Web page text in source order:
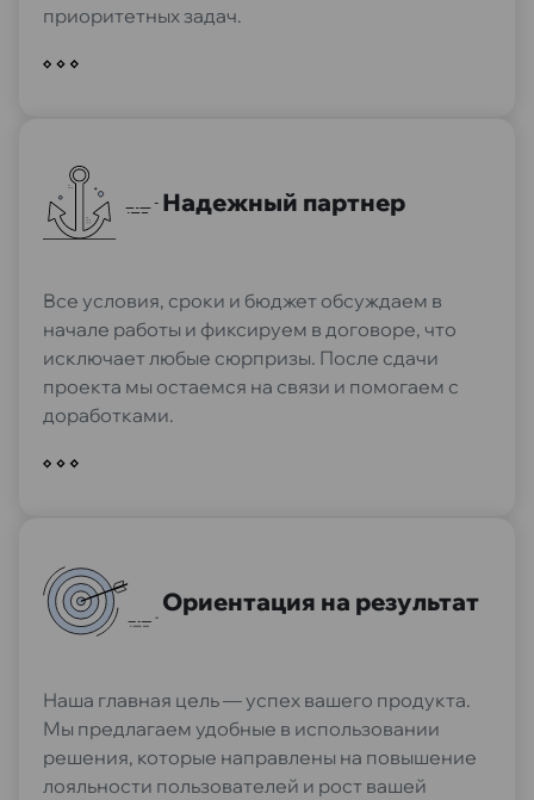
приоритетных задач.
Надежный партнер
Все условия, сроки и бюджет обсуждаем в
начале работы и фиксируем в договоре, что
исключает любые сюрпризы. После сдачи
проекта мы остаемся на связи и помогаем с
доработками.
Ориентация на результат
Наша главная цель — успех вашего продукта.
Мы предлагаем удобные в использовании
решения, которые направлены на повышение
лояльности пользователей и рост вашей